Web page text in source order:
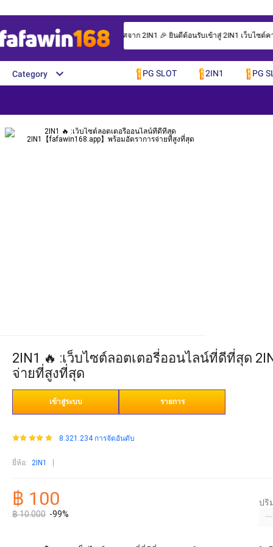
🎉 ประกาศจาก 2IN1 🎉 ยินดีต้อนรับเข้าสู่ 2IN1 เว็บไซ
Category PG SLOT 2IN1 PG
2IN1 🔥 :เว็บไซต์ลอตเตอรี่ออนไลน์ที่ดีที่สุด
จ่ายที่สูงที่สุด
เข้าสู่ระบบ รายการ
8.321.234 การจัดอันดับ
ยี่ห้อ: 2IN1
฿ 100
฿ 10.000 -99%
ปริ